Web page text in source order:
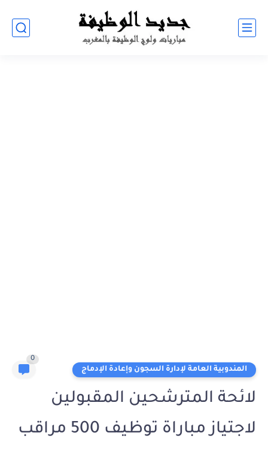
المندوبية العامة لإدارة السجون وإعادة الإدماج
0
لائحة المترشحين المقبولين
لاجتياز مباراة توظيف 500 مراقب